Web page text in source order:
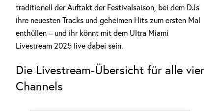
traditionell der Auftakt der Festivalsaison, bei dem DJs
ihre neuesten Tracks und geheimen Hits zum ersten Mal
enthüllen – und ihr könnt mit dem Ultra Miami
Livestream 2025 live dabei sein.
Die Livestream-Übersicht für alle vier
Channels